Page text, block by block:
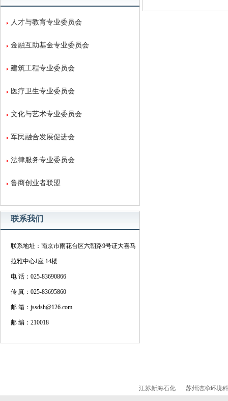
人才与教育专业委员会
金融互助基金专业委员会
建筑工程专业委员会
医疗卫生专业委员会
文化与艺术专业委员会
军民融合发展促进会
法律服务专业委员会
鲁商创业者联盟
联系我们
联系地址：南京市雨花台区六朝路9号证大喜马
拉雅中心J座 14楼
电 话：025-83690866
传 真：025-83695860
邮 箱：jssdsh@126.com
邮 编：210018
江苏新海石化 苏州洁净环境